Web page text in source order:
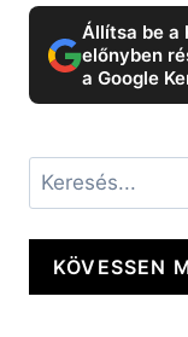
Állítsa be a
előnyben
a Google
Keresés
KÖVESSEN